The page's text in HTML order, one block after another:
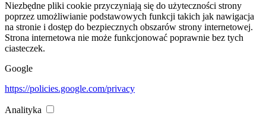
Niezbędne pliki cookie przyczyniają się do użyteczności strony
poprzez umożliwianie podstawowych funkcji takich jak nawigacja
na stronie i dostęp do bezpiecznych obszarów strony internetowej.
Strona internetowa nie może funkcjonować poprawnie bez tych
ciasteczek.
Google
https://policies.google.com/privacy
Analityka